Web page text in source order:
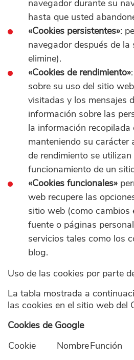
navegador durante su
hasta que usted
«Cookies persistentes»:
navegador después de
elimine).
«Cookies de rendimiento»
sobre su uso del sitio
visitadas y los mensajes
información sobre las
la información recopilada
manteniendo su carácter
de rendimiento se
funcionamiento de un
«Cookies funcionales»
web recupere las
sitio web (como cambios
fuente o páginas
servicios tales como los
blog.
Uso de las cookies por parte
La tabla mostrada a
las cookies en el sitio web del
Cookies de Google
Cookie
NombreFunción